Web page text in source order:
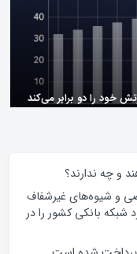
خود را دو برابر می‌کند
مبارک
و چه ندارند؟